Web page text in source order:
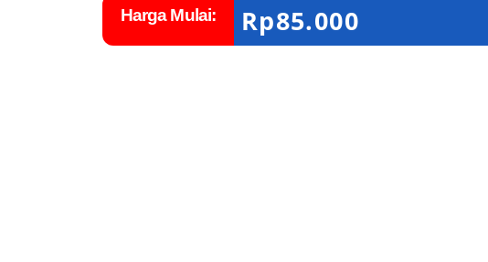
Harga Mulai: Rp85.000